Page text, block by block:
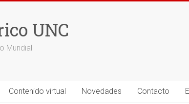
UNC
Mundial
Contenido virtual Novedades Contacto